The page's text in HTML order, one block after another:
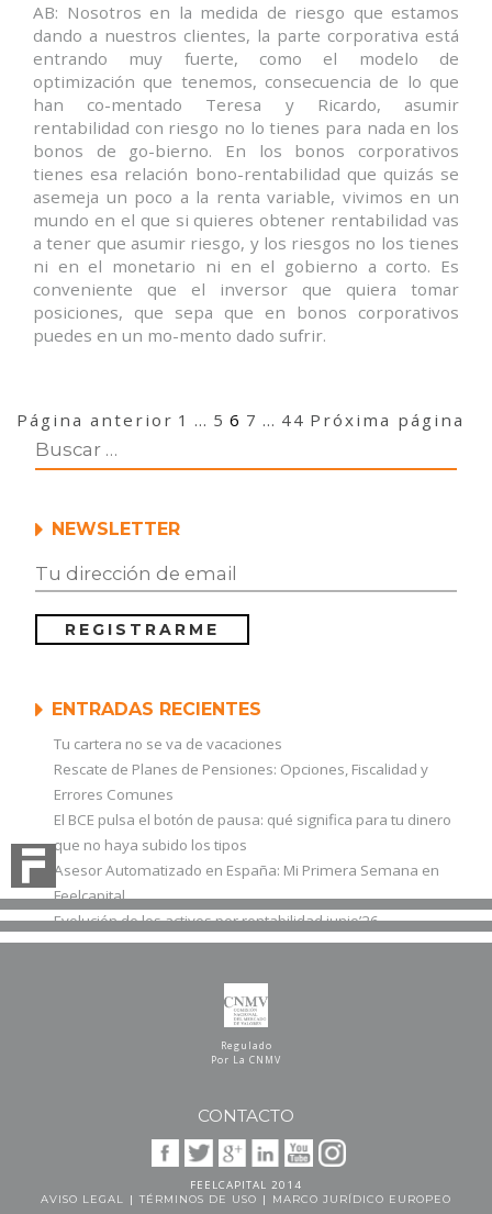
AB: Nosotros en la medida de riesgo que estamos
dando a nuestros clientes, la parte corporativa está
entrando muy fuerte, como el modelo de
optimización que tenemos, consecuencia de lo que
han co-mentado Teresa y Ricardo, asumir
rentabilidad con riesgo no lo tienes para nada en los
bonos de go-bierno. En los bonos corporativos
tienes esa relación bono-rentabilidad que quizás se
asemeja un poco a la renta variable, vivimos en un
mundo en el que si quieres obtener rentabilidad vas
a tener que asumir riesgo, y los riesgos no los tienes
ni en el monetario ni en el gobierno a corto. Es
conveniente que el inversor que quiera tomar
posiciones, que sepa que en bonos corporativos
puedes en un mo-mento dado sufrir.
Navegación
de
entradas
Página anterior Página
1 … Página
5 Página
6 Página
7 … Página
44 Próxima página
NEWSLETTER
ENTRADAS RECIENTES
Tu cartera no se va de vacaciones
Rescate de Planes de Pensiones: Opciones, Fiscalidad y
Errores Comunes
El BCE pulsa el botón de pausa: qué significa para tu dinero
que no haya subido los tipos
Asesor Automatizado en España: Mi Primera Semana en
Feelcapital
Evolución de los activos por rentabilidad junio’26
Regulado
Por La CNMV
CONTACTO
FEELCAPITAL 2014
AVISO LEGAL | TÉRMINOS DE USO | MARCO JURÍDICO EUROPEO